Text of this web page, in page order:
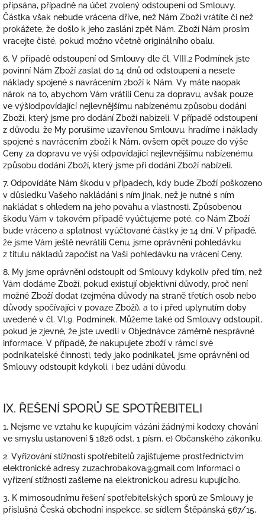
připsána, případně na účet zvolený odstoupení od Smlouvy.
Částka však nebude vrácena dříve, než Nám Zboží vrátíte či než
prokážete, že došlo k jeho zaslání zpět Nám. Zboží Nám prosím
vracejte čisté, pokud možno včetně originálního obalu.
6. V případě odstoupení od Smlouvy dle čl. VIII.2 Podmínek jste
povinní Nám Zboží zaslat do 14 dnů od odstoupení a nesete
náklady spojené s navrácením zboží k Nám. Vy máte naopak
nárok na to, abychom Vám vrátili Cenu za dopravu, avšak pouze
ve výšiodpovídající nejlevnějšímu nabízenému způsobu dodání
Zboží, který jsme pro dodání Zboží nabízeli. V případě odstoupení
z důvodu, že My porušíme uzavřenou Smlouvu, hradíme i náklady
spojené s navrácením zboží k Nám, ovšem opět pouze do výše
Ceny za dopravu ve výši odpovídající nejlevnějšímu nabízenému
způsobu dodání Zboží, který jsme při dodání Zboží nabízeli.
7. Odpovídáte Nám škodu v případech, kdy bude Zboží poškozeno
v důsledku Vašeho nakládání s ním jinak, než je nutné s ním
nakládat s ohledem na jeho povahu a vlastnosti. Způsobenou
škodu Vám v takovém případě vyúčtujeme poté, co Nám Zboží
bude vráceno a splatnost vyúčtované částky je 14 dní. V případě,
že jsme Vám ještě nevrátili Cenu, jsme oprávněni pohledávku
z titulu nákladů započíst na Vaši pohledávku na vrácení Ceny.
8. My jsme oprávněni odstoupit od Smlouvy kdykoliv před tím, než
Vám dodáme Zboží, pokud existují objektivní důvody, proč není
možné Zboží dodat (zejména důvody na straně třetích osob nebo
důvody spočívající v povaze Zboží), a to i před uplynutím doby
uvedené v čl. VI.9. Podmínek. Můžeme také od Smlouvy odstoupit,
pokud je zjevné, že jste uvedli v Objednávce záměrně nesprávné
informace. V případě, že nakupujete zboží v rámci své
podnikatelské činnosti, tedy jako podnikatel, jsme oprávněni od
Smlouvy odstoupit kdykoli, i bez udání důvodu.
IX. ŘEŠENÍ SPORŮ SE SPOTŘEBITELI
1. Nejsme ve vztahu ke kupujícím vázáni žádnými kodexy chování
ve smyslu ustanovení § 1826 odst. 1 písm. e) Občanského zákoníku.
2. Vyřizování stížností spotřebitelů zajišťujeme prostřednictvím
elektronické adresy zuzachrobakova@gmail.com Informaci o
vyřízení stížnosti zašleme na elektronickou adresu kupujícího.
3. K mimosoudnímu řešení spotřebitelských sporů ze Smlouvy je
příslušná Česká obchodní inspekce, se sídlem Štěpánská 567/15,